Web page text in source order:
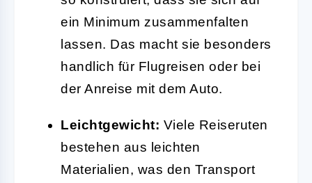
ein Minimum zusammenfalten
lassen. Das macht sie besonders
handlich für Flugreisen oder bei
der Anreise mit dem Auto.
Leichtgewicht: Viele Reiseruten
bestehen aus leichten
Materialien, was den Transport